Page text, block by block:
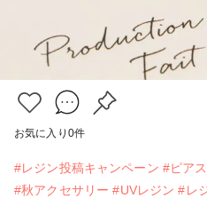
お気に入り 0件
#レジン投稿キャンペーン #ピアス
#秋アクセサリー #UVレジン #レ